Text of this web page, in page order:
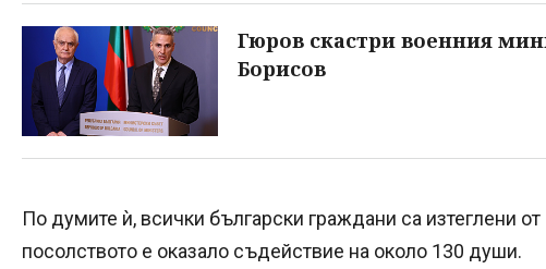
Гюров скастри военния
Борисов
По думите ѝ, всички български граждани са изтеглени
посолството е оказало съдействие на около 130 души.